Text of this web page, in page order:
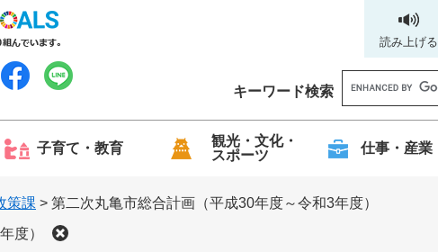
読み上げる
キーワード検索
G
o
g
l
カ
子育て・教育
観光・文化・
スポーツ
仕事・産業
策課 > 第二次丸亀市総合計画（平成30年度～令和3年度）
度）